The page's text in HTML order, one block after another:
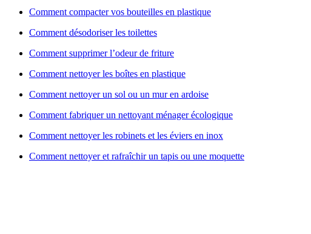
Comment compacter vos bouteilles en plastique
Comment désodoriser les toilettes
Comment supprimer l’odeur de friture
Comment nettoyer les boîtes en plastique
Comment nettoyer un sol ou un mur en ardoise
Comment fabriquer un nettoyant ménager écologique
Comment nettoyer les robinets et les éviers en inox
Comment nettoyer et rafraîchir un tapis ou une moquette